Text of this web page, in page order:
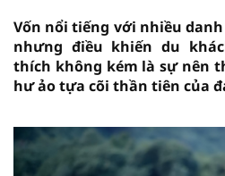
Vốn nổi tiếng với nhiều
nhưng điều khiến du
thích không kém là sự nên
hư ảo tựa cõi thần tiên của